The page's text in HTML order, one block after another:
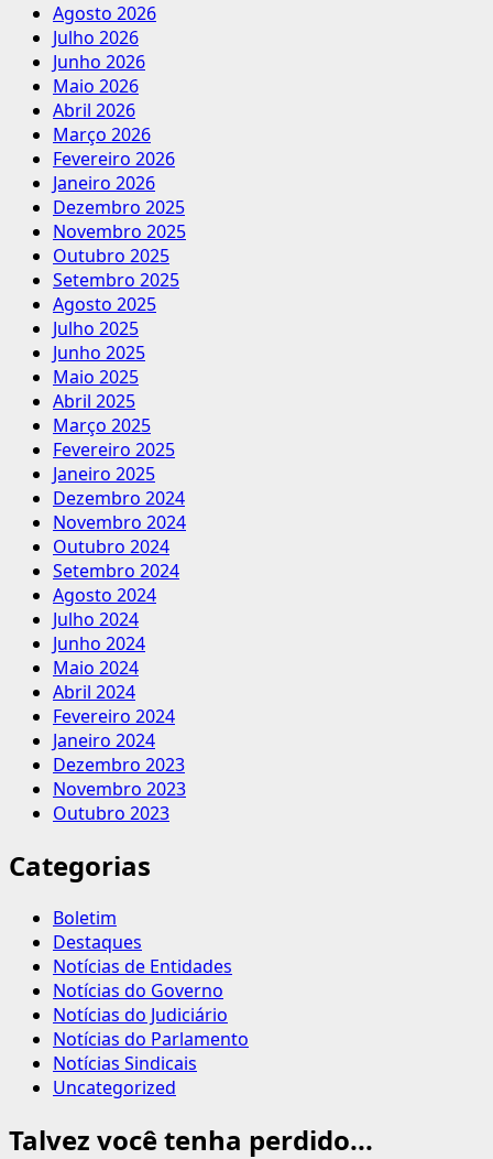
Agosto 2026
Julho 2026
Junho 2026
Maio 2026
Abril 2026
Março 2026
Fevereiro 2026
Janeiro 2026
Dezembro 2025
Novembro 2025
Outubro 2025
Setembro 2025
Agosto 2025
Julho 2025
Junho 2025
Maio 2025
Abril 2025
Março 2025
Fevereiro 2025
Janeiro 2025
Dezembro 2024
Novembro 2024
Outubro 2024
Setembro 2024
Agosto 2024
Julho 2024
Junho 2024
Maio 2024
Abril 2024
Fevereiro 2024
Janeiro 2024
Dezembro 2023
Novembro 2023
Outubro 2023
Categorias
Boletim
Destaques
Notícias de Entidades
Notícias do Governo
Notícias do Judiciário
Notícias do Parlamento
Notícias Sindicais
Uncategorized
Talvez você tenha perdido...